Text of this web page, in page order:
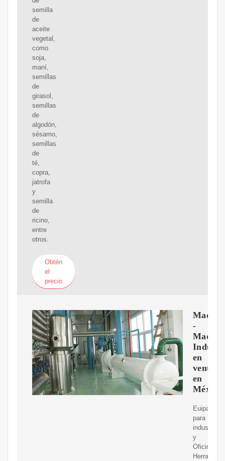
semilla
de
aceite
vegetal,
como
soja,
maní,
semillas
de
girasol,
semillas
de
algodón,
sésamo,
semillas
de
té,
copra,
jatrofa
y
semilla
de
ricino,
entre
otros.
Obtén
el
precio
-
en
venta
en
México
para
industrias
y
Oficinas,